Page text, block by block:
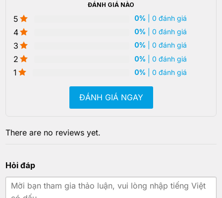
ĐÁNH GIÁ NÀO
5 0% | 0 đánh giá
4 0% | 0 đánh giá
3 0% | 0 đánh giá
2 0% | 0 đánh giá
1 0% | 0 đánh giá
ĐÁNH GIÁ NGAY
There are no reviews yet.
Hỏi đáp